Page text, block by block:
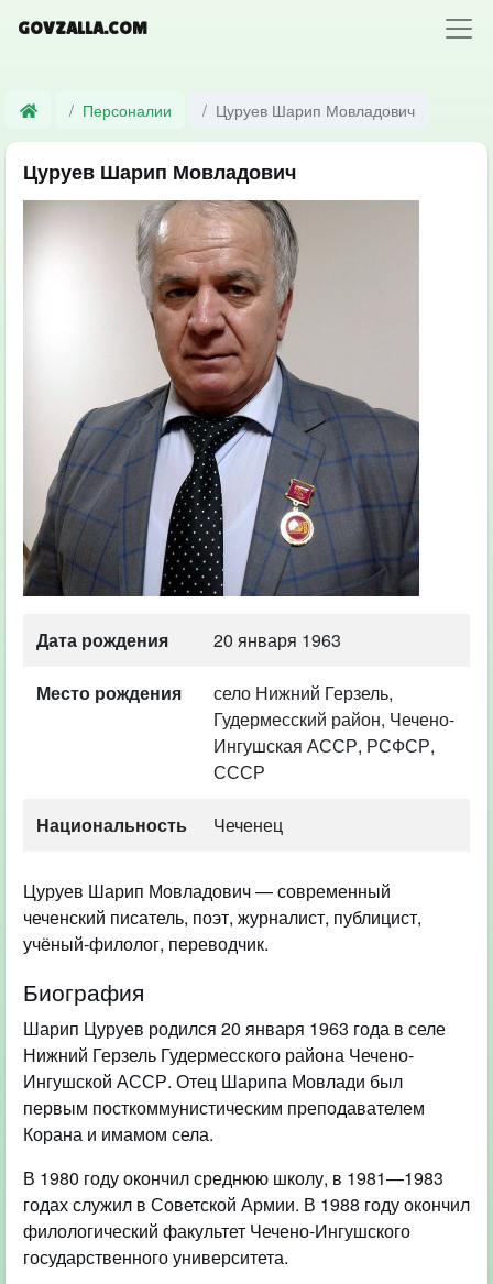
GOVZALLA.COM
Персоналии Цуруев Шарип Мовладович
Цуруев Шарип Мовладович
Дата рождения 20 января 1963
Место рождения
село Нижний Герзель,
Гудермесский район, Чечено-
Ингушская АССР, РСФСР,
СССР
Национальность Чеченец
Цуруев Шарип Мовладович — современный
чеченский писатель, поэт, журналист, публицист,
учёный-филолог, переводчик.
Биография
Шарип Цуруев родился 20 января 1963 года в селе
Нижний Герзель Гудермесского района Чечено-
Ингушской АССР. Отец Шарипа Мовлади был
первым посткоммунистическим преподавателем
Корана и имамом села.
В 1980 году окончил среднюю школу, в 1981—1983
годах служил в Советской Армии. В 1988 году окончил
филологический факультет Чечено-Ингушского
государственного университета.